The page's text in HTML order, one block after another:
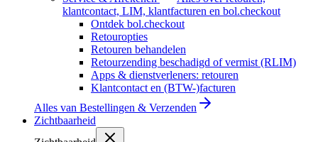
klantcontact, LIM, klantfacturen en bol.checkout
Ontdek bol.checkout
Retouropties
Retouren behandelen
Retourzending beschadigd of vermist (RLIM)
Apps & dienstverleners: retouren
Klantcontact en (BTW-)facturen
Alles van Bestellingen & Verzenden
Zichtbaarheid